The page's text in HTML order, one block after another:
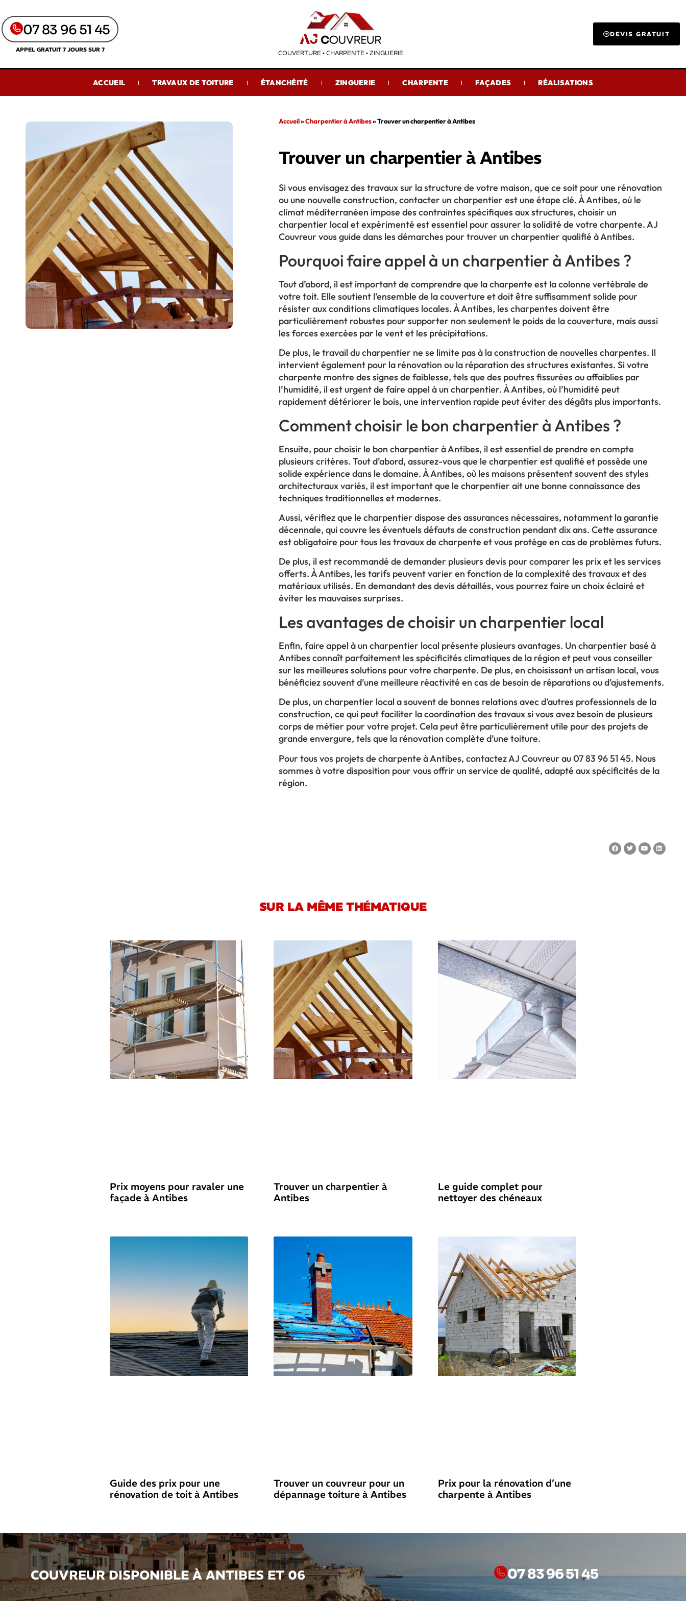
07 83 96 51 45
APPEL GRATUIT 7 JOURS SUR 7 COUVERTURE • CHARPENTE • ZINGUERIE
DEVIS GRATUIT
ACCUEIL TRAVAUX DE TOITURE ÉTANCHÉITÉ ZINGUERIE CHARPENTE FAÇADES RÉALISATIONS
Accueil»Charpentier à Antibes»Trouver un charpentier à Antibes
Trouver un charpentier à Antibes
Si vous envisagez des travaux sur la structure de votre maison, que ce soit pour une rénovation
ou une nouvelle construction, contacter un charpentier est une étape clé. À Antibes, où le
climat méditerranéen impose des contraintes spécifiques aux structures, choisir un
charpentier local et expérimenté est essentiel pour assurer la solidité de votre charpente. AJ
Couvreur vous guide dans les démarches pour trouver un charpentier qualifié à Antibes.
Pourquoi faire appel à un charpentier à Antibes ?
Tout d’abord, il est important de comprendre que la charpente est la colonne vertébrale de
votre toit. Elle soutient l’ensemble de la couverture et doit être suffisamment solide pour
résister aux conditions climatiques locales. À Antibes, les charpentes doivent être
particulièrement robustes pour supporter non seulement le poids de la couverture, mais aussi
les forces exercées par le vent et les précipitations.
De plus, le travail du charpentier ne se limite pas à la construction de nouvelles charpentes. Il
intervient également pour la rénovation ou la réparation des structures existantes. Si votre
charpente montre des signes de faiblesse, tels que des poutres fissurées ou affaiblies par
l’humidité, il est urgent de faire appel à un charpentier. À Antibes, où l’humidité peut
rapidement détériorer le bois, une intervention rapide peut éviter des dégâts plus importants.
Comment choisir le bon charpentier à Antibes ?
Ensuite, pour choisir le bon charpentier à Antibes, il est essentiel de prendre en compte
plusieurs critères. Tout d’abord, assurez-vous que le charpentier est qualifié et possède une
solide expérience dans le domaine. À Antibes, où les maisons présentent souvent des styles
architecturaux variés, il est important que le charpentier ait une bonne connaissance des
techniques traditionnelles et modernes.
Aussi, vérifiez que le charpentier dispose des assurances nécessaires, notamment la garantie
décennale, qui couvre les éventuels défauts de construction pendant dix ans. Cette assurance
est obligatoire pour tous les travaux de charpente et vous protège en cas de problèmes futurs.
De plus, il est recommandé de demander plusieurs devis pour comparer les prix et les services
offerts. À Antibes, les tarifs peuvent varier en fonction de la complexité des travaux et des
matériaux utilisés. En demandant des devis détaillés, vous pourrez faire un choix éclairé et
éviter les mauvaises surprises.
Les avantages de choisir un charpentier local
Enfin, faire appel à un charpentier local présente plusieurs avantages. Un charpentier basé à
Antibes connaît parfaitement les spécificités climatiques de la région et peut vous conseiller
sur les meilleures solutions pour votre charpente. De plus, en choisissant un artisan local, vous
bénéficiez souvent d’une meilleure réactivité en cas de besoin de réparations ou d’ajustements.
De plus, un charpentier local a souvent de bonnes relations avec d’autres professionnels de la
construction, ce qui peut faciliter la coordination des travaux si vous avez besoin de plusieurs
corps de métier pour votre projet. Cela peut être particulièrement utile pour des projets de
grande envergure, tels que la rénovation complète d’une toiture.
Pour tous vos projets de charpente à Antibes, contactez AJ Couvreur au 07 83 96 51 45. Nous
sommes à votre disposition pour vous offrir un service de qualité, adapté aux spécificités de la
région.
SUR LA MÊME THÉMATIQUE
Prix moyens pour ravaler une
façade à Antibes
Trouver un charpentier à
Antibes
Le guide complet pour
nettoyer des chéneaux
Guide des prix pour une
rénovation de toit à Antibes
Trouver un couvreur pour un
dépannage toiture à Antibes
Prix pour la rénovation d’une
charpente à Antibes
COUVREUR DISPONIBLE À ANTIBES ET 06 07 83 96 51 45